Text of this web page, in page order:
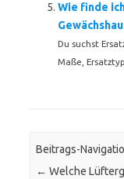
Wie finde
Du suchst
Maße,
Beitrags-
← Welche